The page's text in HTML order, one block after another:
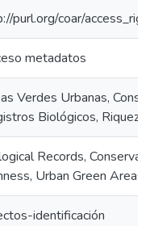
purl.org/coar/
metadatos
Verdes Urbanas,
Biológicos, Riqueza
Records,
Urban Green Areas
identificación